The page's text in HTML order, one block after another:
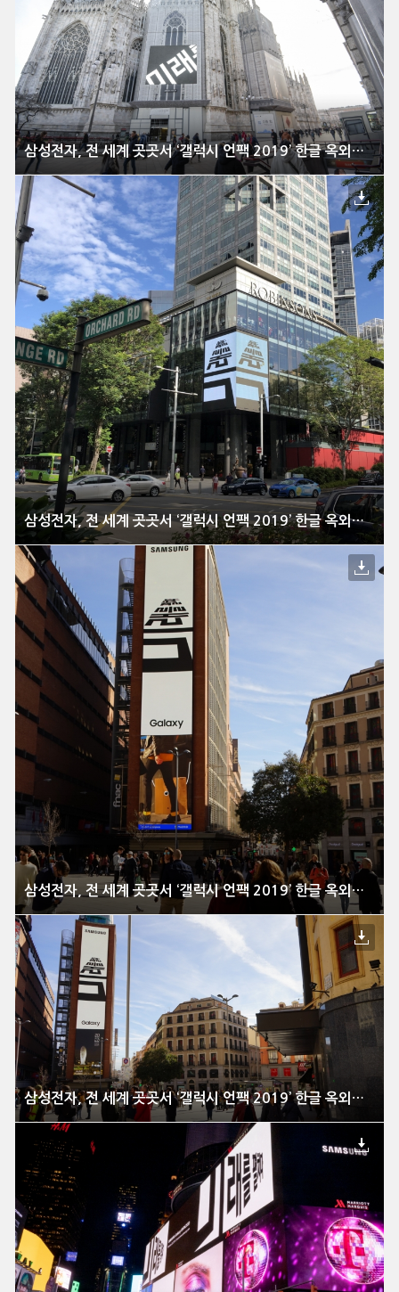
삼성전자, 전 세계 곳곳서 ‘갤럭시 언팩 2019’ 한글 옥외광고 진행
삼성전자, 전 세계 곳곳서 ‘갤럭시 언팩 2019’ 한글 옥외광고 진행
삼성전자, 전 세계 곳곳서 ‘갤럭시 언팩 2019’ 한글 옥외광고 진행
삼성전자, 전 세계 곳곳서 ‘갤럭시 언팩 2019’ 한글 옥외광고 진행